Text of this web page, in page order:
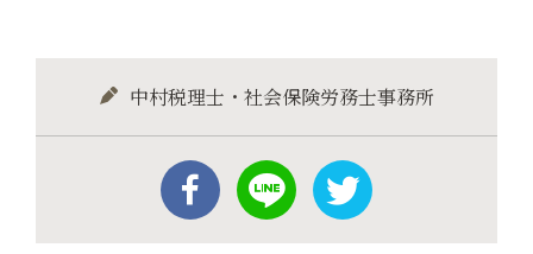
中村税理士・社会保険労務士事務所